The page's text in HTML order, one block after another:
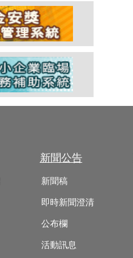
新聞公告
新聞稿
即時新聞澄清
公布欄
活動訊息